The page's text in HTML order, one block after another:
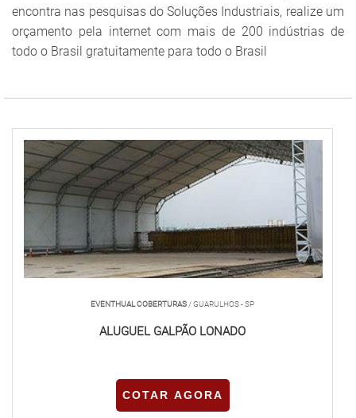
encontra nas pesquisas do Soluções Industriais, realize um
orçamento pela internet com mais de 200 indústrias de
todo o Brasil gratuitamente para todo o Brasil
EVENTHUAL COBERTURAS / GUARULHOS - SP
ALUGUEL GALPÃO LONADO
COTAR AGORA